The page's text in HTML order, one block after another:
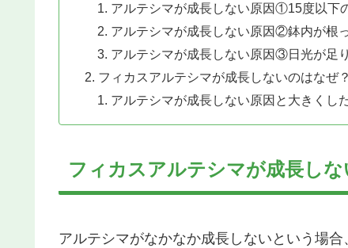
アルテシマが成長しない原因①15度以下
アルテシマが成長しない原因②鉢内が根
アルテシマが成長しない原因③日光が足
フィカスアルテシマが成長しないのはなぜ
アルテシマが成長しない原因と大きくし
フィカスアルテシマが成長し
アルテシマがなかなか成長しないという場